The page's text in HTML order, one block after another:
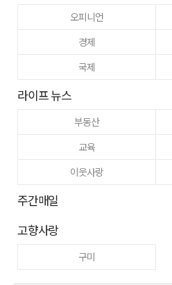
오피니언
경제
국제
라이프 뉴스
부동산
교육
이웃사랑
주간매일
고향사랑
구미